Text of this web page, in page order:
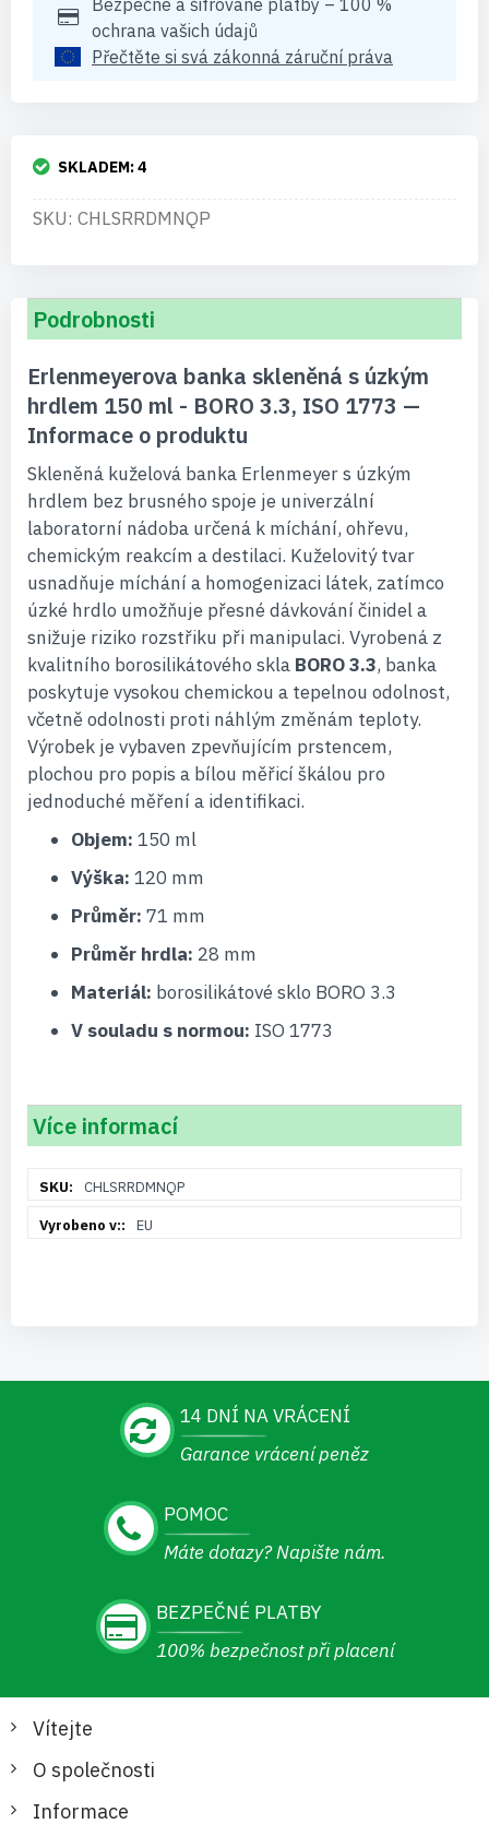
Bezpečné a šifrované platby – 100 %
ochrana vašich údajů
Přečtěte si svá zákonná záruční práva
SKLADEM:4
SKU: CHLSRRDMNQP
Podrobnosti
Erlenmeyerova banka skleněná s úzkým
hrdlem 150 ml - BORO 3.3, ISO 1773 —
Informace o produktu
Skleněná kuželová banka Erlenmeyer s úzkým
hrdlem bez brusného spoje je univerzální
laboratorní nádoba určená k míchání, ohřevu,
chemickým reakcím a destilaci. Kuželovitý tvar
usnadňuje míchání a homogenizaci látek, zatímco
úzké hrdlo umožňuje přesné dávkování činidel a
snižuje riziko rozstřiku při manipulaci. Vyrobená z
kvalitního borosilikátového skla BORO 3.3, banka
poskytuje vysokou chemickou a tepelnou odolnost,
včetně odolnosti proti náhlým změnám teploty.
Výrobek je vybaven zpevňujícím prstencem,
plochou pro popis a bílou měřicí škálou pro
jednoduché měření a identifikaci.
Objem: 150 ml
Výška: 120 mm
Průměr: 71 mm
Průměr hrdla: 28 mm
Materiál: borosilikátové sklo BORO 3.3
V souladu s normou: ISO 1773
Více informací
informacíCHLSRRDMNQP
EU
14 DNÍ NA VRÁCENÍ
Garance vrácení peněz
POMOC
Máte dotazy? Napište nám.
BEZPEČNÉ PLATBY
100% bezpečnost při placení
Vítejte
O společnosti
Informace